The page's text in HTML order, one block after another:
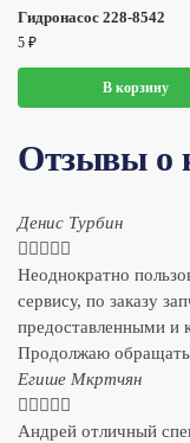
Гидронасос 228-8542
5 ₽
В корзину
Отзывы о
Денис Турбин
    
Неоднократно
сервису, по заказу
предоставленными и
Продолжаю
​Егише Мкртчян
    
Андрей отличный